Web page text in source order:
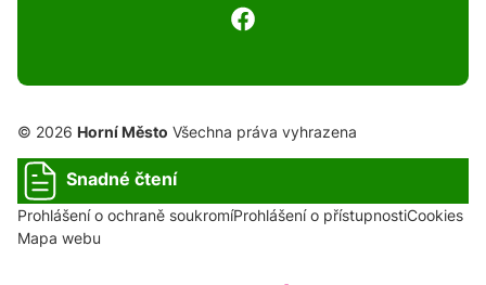
© 2026 Horní Město Všechna práva vyhrazena
Snadné čtení
Prohlášení o ochraně soukromíProhlášení o přístupnostiCookies
Mapa webu